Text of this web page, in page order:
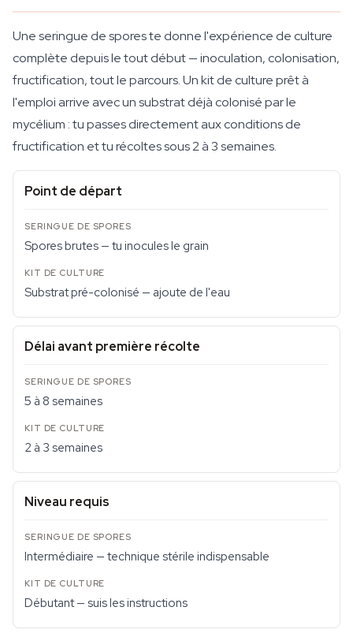
Une seringue de spores te donne l'expérience de culture
complète depuis le tout début — inoculation, colonisation,
fructification, tout le parcours. Un kit de culture prêt à
l'emploi arrive avec un substrat déjà colonisé par le
mycélium : tu passes directement aux conditions de
fructification et tu récoltes sous 2 à 3 semaines.
Point de départ
Spores brutes — tu inocules le grain
Substrat pré-colonisé — ajoute de l'eau
Délai avant première récolte
5 à 8 semaines
2 à 3 semaines
Niveau requis
Intermédiaire — technique stérile indispensable
Débutant — suis les instructions